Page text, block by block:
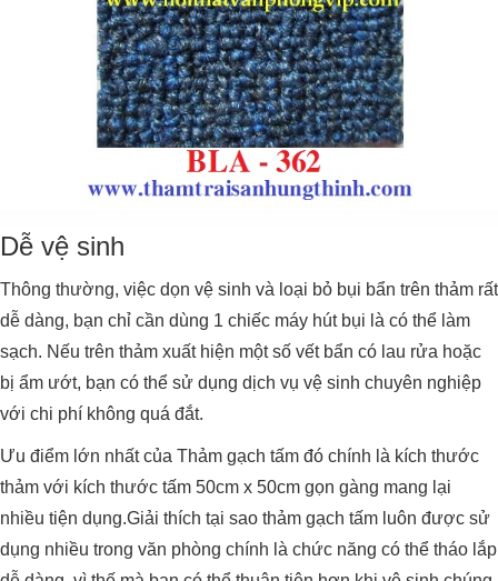
Dễ vệ sinh
Thông thường, việc dọn vệ sinh và loại bỏ bụi bẩn trên thảm rất
dễ dàng, bạn chỉ cần dùng 1 chiếc máy hút bụi là có thể làm
sạch. Nếu trên thảm xuất hiện một số vết bẩn có lau rửa hoặc
bị ẩm ướt, bạn có thể sử dụng dịch vụ vệ sinh chuyên nghiệp
với chi phí không quá đắt.
Ưu điểm lớn nhất của Thảm gạch tấm đó chính là kích thước
thảm với kích thước tấm 50cm x 50cm gọn gàng mang lại
nhiều tiện dụng.Giải thích tại sao thảm gạch tấm luôn được sử
dụng nhiều trong văn phòng chính là chức năng có thể tháo lắp